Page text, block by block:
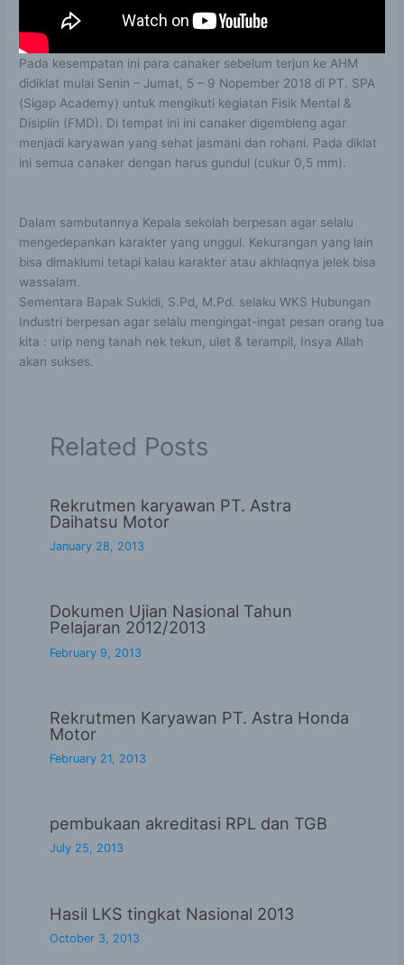
Pada kesempatan ini para canaker sebelum terjun ke AHM
didiklat mulai Senin – Jumat, 5 – 9 Nopember 2018 di PT. SPA
(Sigap Academy) untuk mengikuti kegiatan Fisik Mental &
Disiplin (FMD). Di tempat ini ini canaker digembleng agar
menjadi karyawan yang sehat jasmani dan rohani. Pada diklat
ini semua canaker dengan harus gundul (cukur 0,5 mm).
Dalam sambutannya Kepala sekolah berpesan agar selalu
mengedepankan karakter yang unggul. Kekurangan yang lain
bisa dimaklumi tetapi kalau karakter atau akhlaqnya jelek bisa
wassalam.
Sementara Bapak Sukidi, S.Pd, M.Pd. selaku WKS Hubungan
Industri berpesan agar selalu mengingat-ingat pesan orang tua
kita : urip neng tanah nek tekun, ulet & terampil, Insya Allah
akan sukses.
Related Posts
Rekrutmen karyawan PT. Astra
Daihatsu Motor
January 28, 2013
Dokumen Ujian Nasional Tahun
Pelajaran 2012/2013
February 9, 2013
Rekrutmen Karyawan PT. Astra Honda
Motor
February 21, 2013
pembukaan akreditasi RPL dan TGB
July 25, 2013
Hasil LKS tingkat Nasional 2013
October 3, 2013